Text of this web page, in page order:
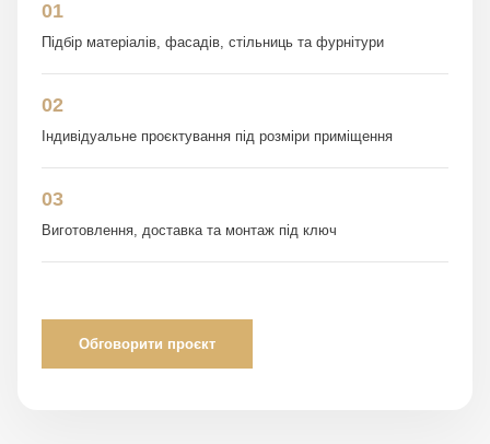
01
Підбір матеріалів, фасадів, стільниць та фурнітури
02
Індивідуальне проєктування під розміри приміщення
03
Виготовлення, доставка та монтаж під ключ
Обговорити проєкт